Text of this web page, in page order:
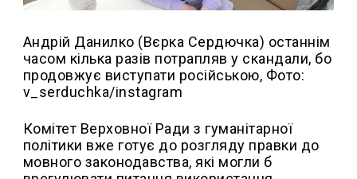
Андрій Данилко (Вєрка Сердючка) останнім
часом кілька разів потрапляв у скандали, бо
продовжує виступати російською, Фото:
v_serduchka/instagram
Комітет Верховної Ради з гуманітарної
політики вже готує до розгляду правки до
мовного законодавства, які могли б